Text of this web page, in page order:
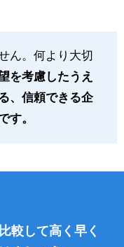
ん。何より大切
を考慮したうえ
、信頼できる企
す。
較して高く早く